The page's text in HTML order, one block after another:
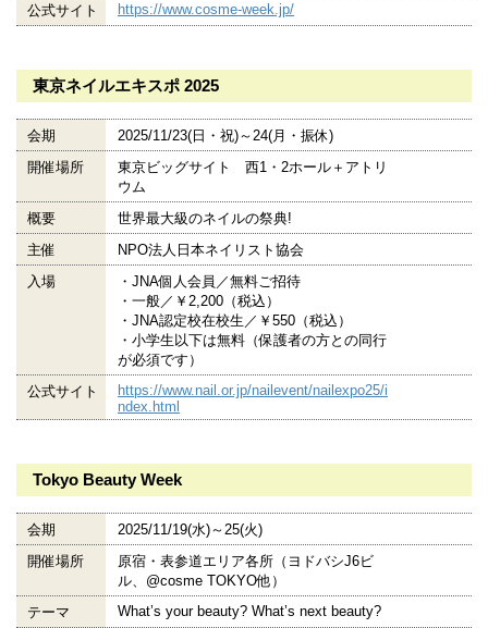
公式サイト
https://www.cosme-week.jp/
東京ネイルエキスポ 2025
会期
2025/11/23(日・祝)～24(月・振休)
開催場所
東京ビッグサイト 西1・2ホール＋アトリ
ウム
概要
世界最大級のネイルの祭典!
主催
NPO法人日本ネイリスト協会
入場
・JNA個人会員／無料ご招待
・一般／￥2,200（税込）
・JNA認定校在校生／￥550（税込）
・小学生以下は無料（保護者の方との同行
が必須です）
公式サイト
https://www.nail.or.jp/nailevent/nailexpo25/i
ndex.html
Tokyo Beauty Week
会期
2025/11/19(水)～25(火)
開催場所
原宿・表参道エリア各所（ヨドバシJ6ビ
ル、@cosme TOKYO他）
テーマ
What’s your beauty? What’s next beauty?